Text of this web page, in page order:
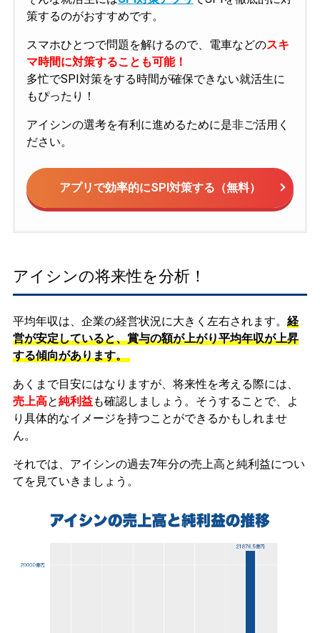
策するのがおすすめです。
スマホひとつで問題を解けるので、電車などのスキ
マ時間に対策することも可能！
多忙でSPI対策をする時間が確保できない就活生に
もぴったり！
アイシンの選考を有利に進めるために是非ご活用く
ださい。
アプリで効率的にSPI対策する（無料）
アイシンの将来性を分析！
平均年収は、企業の経営状況に大きく左右されます。 経
営が安定していると、賞与の額が上がり平均年収が上昇
する傾向があります。
あくまで目安にはなりますが、将来性を考える際には、
売上高と純利益も確認しましょう。そうすることで、よ
り具体的なイメージを持つことができるかもしれませ
ん。
それでは、アイシンの過去7年分の売上高と純利益につい
てを見ていきましょう。